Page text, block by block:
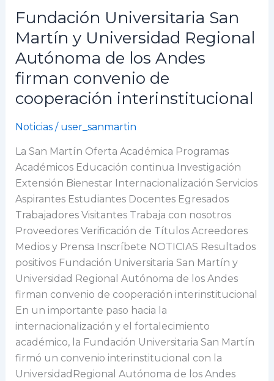
Fundación Universitaria San
Martín y Universidad Regional
Autónoma de los Andes
firman convenio de
cooperación interinstitucional
Noticias/ user_sanmartin
La San Martín Oferta Académica Programas
Académicos Educación continua Investigación
Extensión Bienestar Internacionalización Servicios
Aspirantes Estudiantes Docentes Egresados
Trabajadores Visitantes Trabaja con nosotros
Proveedores Verificación de Títulos Acreedores
Medios y Prensa Inscríbete NOTICIAS Resultados
positivos Fundación Universitaria San Martín y
Universidad Regional Autónoma de los Andes
firman convenio de cooperación interinstitucional
En un importante paso hacia la
internacionalización y el fortalecimiento
académico, la Fundación Universitaria San Martín
firmó un convenio interinstitucional con la
UniversidadRegional Autónoma de los Andes
Fundación
Universitaria
San
Martín
y
Universidad
Regional
Autónoma
los
Andes
firman
convenio
de
cooperación
interinstitucional